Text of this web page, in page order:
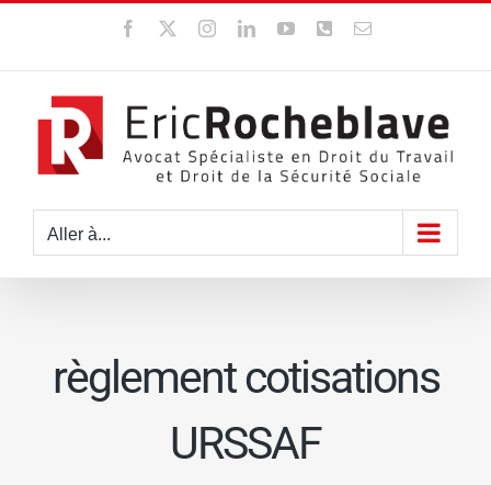
contenu
Facebook InstagramLinkedInYouTubeWhatsApp
Email
Aller à...
règlement cotisations
URSSAF